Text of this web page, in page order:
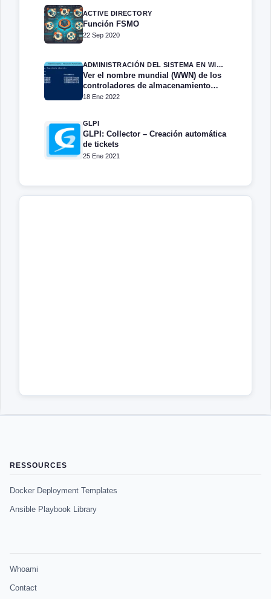
ACTIVE DIRECTORY
Función FSMO
22 Sep 2020
ADMINISTRACIÓN DEL SISTEMA EN WINDOWS SERVER
Ver el nombre mundial (WWN) de los
controladores de almacenamiento
SAN en PowerShell
18 Ene 2022
GLPI
GLPI: Collector – Creación automática
de tickets
25 Ene 2021
RESSOURCES
Docker Deployment Templates
Ansible Playbook Library
Whoami
Contact